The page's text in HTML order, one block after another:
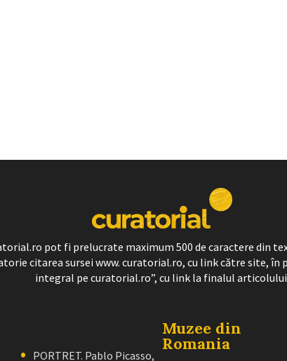
pot fi prelucrate maximum 500 de caractere din
citarea sursei www. curatorial.ro, cu link către site, în
integral pe curatorial.ro”, cu link la finalul
PORTRET. Pablo Picasso,
Muzee din
Romania